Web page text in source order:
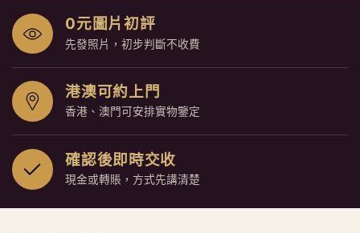
0元圖片初評
先發照片，初步判斷不收費
港澳可約上門
香港、澳門可安排實物鑒定
確認後即時交收
現金或轉賬，方式先講清楚